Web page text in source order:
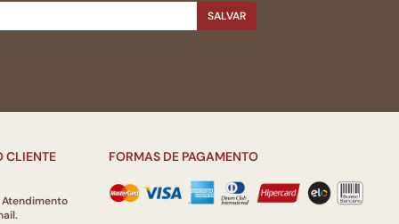
SALVAR
CLIENTE
Atendimento
FORMAS DE PAGAMENTO